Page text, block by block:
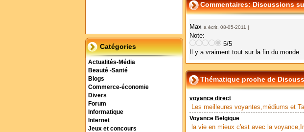
Catégories
Actualités-Média
Beauté -Santé
Blogs
Commerce-économie
Divers
Forum
Informatique
Internet
Jeux et concours
Commentaires: Discussions
Max a écrit, 08-05-2011 |
Note:
5/5
Il y a vraiment tout sur la fin du monde.
Thématique proche de
voyance direct
Les meilleures voyantes,médiums et
Voyance Belgique
la vie en mieux c'est avec la